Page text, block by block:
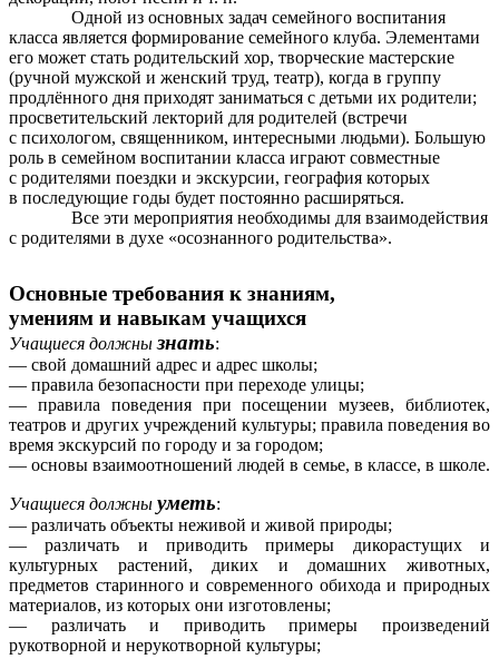
Одной из основных задач семейного воспитания
класса является формирование семейного клуба. Элементами
его может стать родительский хор, творческие мастерские
(ручной мужской и женский труд, театр), когда в группу
продлённого дня приходят заниматься с детьми их родители;
просветительский лекторий для родителей (встречи
с психологом, священником, интересными людьми). Большую
роль в семейном воспитании класса играют совместные
с родителями поездки и экскурсии, география которых
в последующие годы будет постоянно расширяться.
Все эти мероприятия необходимы для взаимодействия
с родителями в духе «осознанного родительства».
Основные требования к знаниям,
умениям и навыкам учащихся
Учащиеся должны знать:
— свой домашний адрес и адрес школы;
— правила безопасности при переходе улицы;
— правила поведения при посещении музеев, библиотек,
театров и других учреждений культуры; правила поведения во
время экскурсий по городу и за городом;
— основы взаимоотношений людей в семье, в классе, в школе.
Учащиеся должны уметь:
— различать объекты неживой и живой природы;
— различать и приводить примеры дикорастущих и
культурных растений, диких и домашних животных,
предметов старинного и современного обихода и природных
материалов, из которых они изготовлены;
— различать и приводить примеры произведений
рукотворной и нерукотворной культуры;